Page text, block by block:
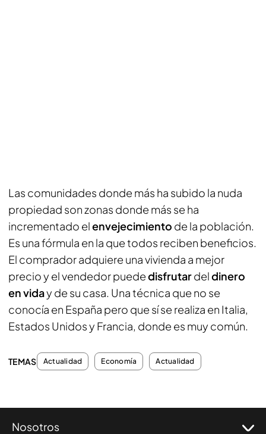
Las comunidades donde más ha subido la nuda
propiedad son zonas donde más se ha
incrementado elenvejecimiento de la población.
Es una fórmula en la que todos reciben beneficios.
El comprador adquiere una vivienda a mejor
precio y el vendedor puededisfrutardeldinero
en viday de su casa. Una técnica que no se
conocía en España pero que sí se realiza en Italia,
Estados Unidos y Francia, donde es muy común.
TEMAS Actualidad Economía Actualidad
Nosotros